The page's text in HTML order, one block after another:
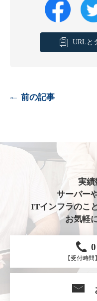
URLと
前の記事
実績
サーバー
ITインフラのこ
お気軽
【受付時間